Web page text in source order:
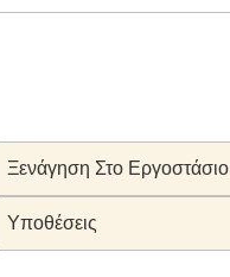
Ξενάγηση Στο Εργοστάσιο
Υποθέσεις